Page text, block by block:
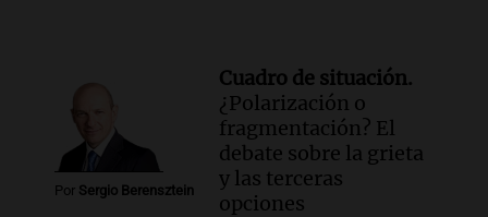
Por Sergio Berensztein
Cuadro de situación.
¿Polarización o
fragmentación? El
debate sobre la grieta
y las terceras
opciones